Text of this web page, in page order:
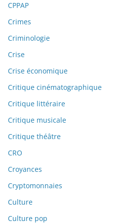
CPPAP
Crimes
Criminologie
Crise
Crise économique
Critique cinématographique
Critique littéraire
Critique musicale
Critique théâtre
CRO
Croyances
Cryptomonnaies
Culture
Culture pop